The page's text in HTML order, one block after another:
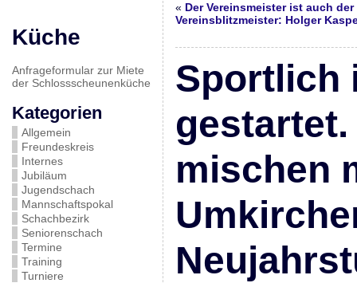
Küche
Anfrageformular zur Miete
der Schlossscheunenküche
Kategorien
Allgemein
Freundeskreis
Internes
Jubiläum
Jugendschach
Mannschaftspokal
Schachbezirk
Seniorenschach
Termine
Training
Turniere
« Der Vereinsmeister ist auch der
Vereinsblitzmeister: Holger
Sportlich
mischen